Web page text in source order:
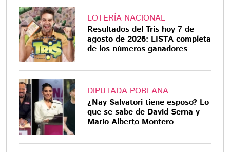
LOTERÍA NACIONAL
Resultados del Tris hoy 7 de
agosto de 2026: LISTA completa
de los números ganadores
DIPUTADA POBLANA
¿Nay Salvatori tiene esposo? Lo
que se sabe de David Serna y
Mario Alberto Montero